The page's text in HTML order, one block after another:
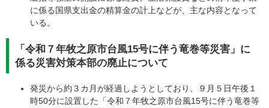
に係る国県支出金の精算金の計上などが、主な内容となって
いる。
「令和７年牧之原市台風15号に伴う竜巻等災害」に
係る災害対策本部の廃止について
発災から約３カ月が経過しようとしており、９月５日午後１
時50分に設置した「令和７年牧之原市台風15号に伴う竜巻等